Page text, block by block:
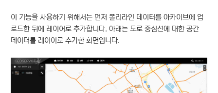
이 기능을 사용하기 위해서는 먼저 폴리라인 데이터를 아카이브에 업
로드한 뒤에 레이어로 추가합니다. 아래는 도로 중심선에 대한 공간
데이터를 레이어로 추가한 화면입니다.